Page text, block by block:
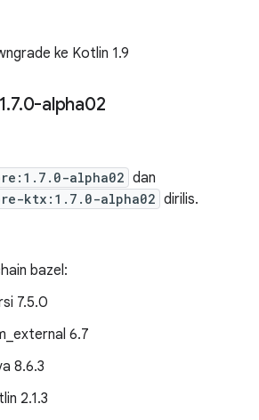
ke Kotlin 1.9
.7.0-alpha02
alpha02 dan
ktx:1.7.0-alpha02 dirilis.
bazel:
7.5.0
6.7
8.6.3
2.1.3